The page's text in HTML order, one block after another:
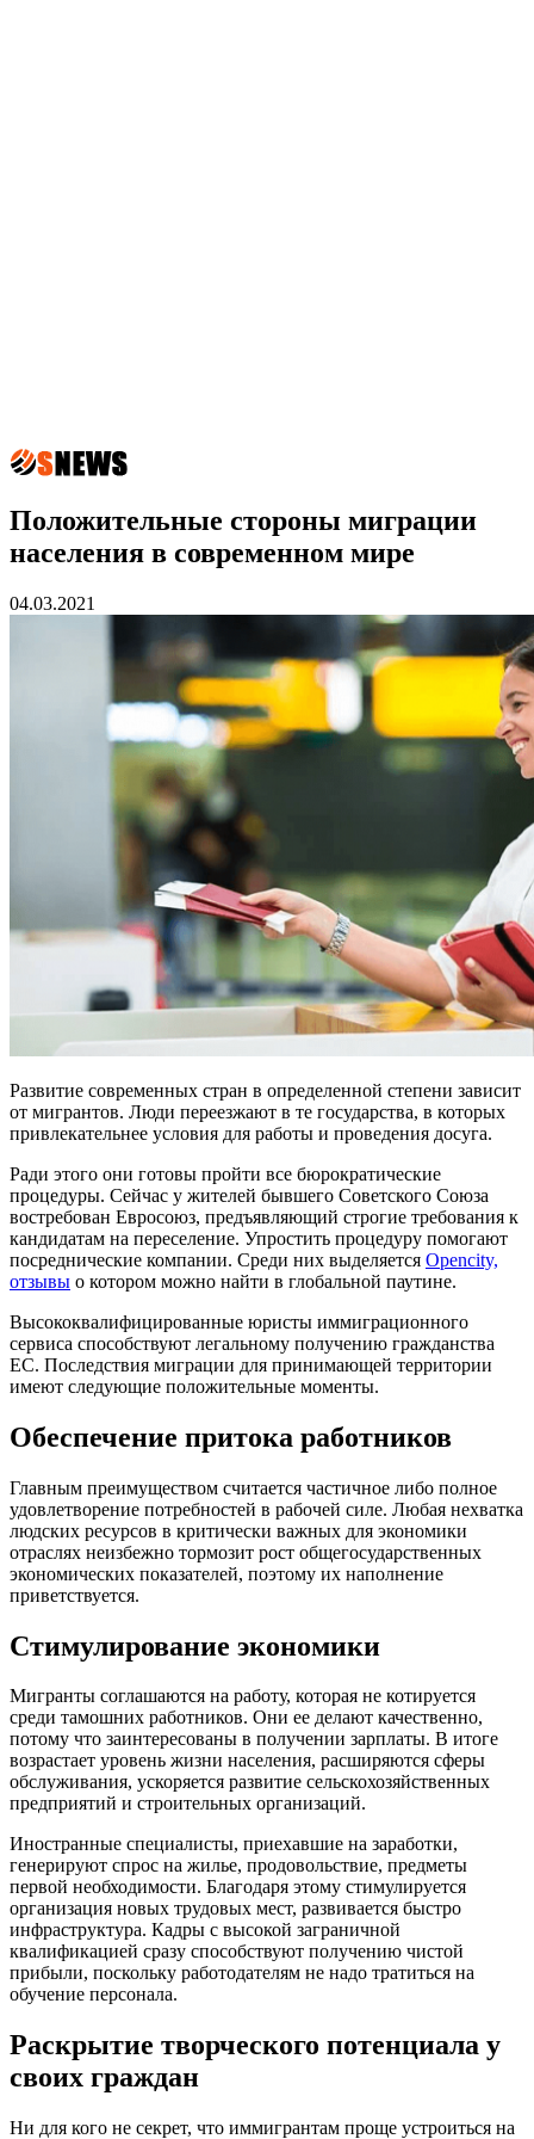
Положительные стороны миграции
населения в современном мире
04.03.2021
Развитие современных стран в определенной степени зависит
от мигрантов. Люди переезжают в те государства, в которых
привлекательнее условия для работы и проведения досуга.
Ради этого они готовы пройти все бюрократические
процедуры. Сейчас у жителей бывшего Советского Союза
востребован Евросоюз, предъявляющий строгие требования к
кандидатам на переселение. Упростить процедуру помогают
посреднические компании. Среди них выделяется Opencity,
отзывы о котором можно найти в глобальной паутине.
Высококвалифицированные юристы иммиграционного
сервиса способствуют легальному получению гражданства
ЕС. Последствия миграции для принимающей территории
имеют следующие положительные моменты.
Обеспечение притока работников
Главным преимуществом считается частичное либо полное
удовлетворение потребностей в рабочей силе. Любая нехватка
людских ресурсов в критически важных для экономики
отраслях неизбежно тормозит рост общегосударственных
экономических показателей, поэтому их наполнение
приветствуется.
Стимулирование экономики
Мигранты соглашаются на работу, которая не котируется
среди тамошних работников. Они ее делают качественно,
потому что заинтересованы в получении зарплаты. В итоге
возрастает уровень жизни населения, расширяются сферы
обслуживания, ускоряется развитие сельскохозяйственных
предприятий и строительных организаций.
Иностранные специалисты, приехавшие на заработки,
генерируют спрос на жилье, продовольствие, предметы
первой необходимости. Благодаря этому стимулируется
организация новых трудовых мест, развивается быстро
инфраструктура. Кадры с высокой заграничной
квалификацией сразу способствуют получению чистой
прибыли, поскольку работодателям не надо тратиться на
обучение персонала.
Раскрытие творческого потенциала у
своих граждан
Ни для кого не секрет, что иммигрантам проще устроиться на